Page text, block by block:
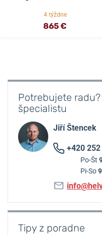
4 týždne
865 €
Potrebujete
špecialistu
Jiří Štencek
+420
Po-Št
Pi-So
Tipy z poradne